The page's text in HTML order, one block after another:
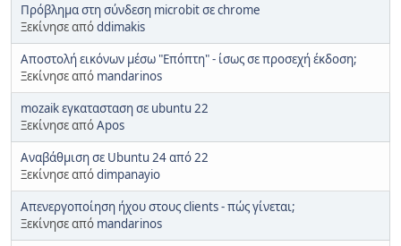
Πρόβλημα στη σύνδεση microbit σε chrome
Ξεκίνησε απόddimakis
Αποστολή εικόνων μέσω "Επόπτη" - ίσως σε προσεχή έκδοση;
Ξεκίνησε από mandarinos
mozaik εγκατασταση σε ubuntu 22
Ξεκίνησε απόApos
Αναβάθμιση σε Ubuntu 24 από 22
Ξεκίνησε απόdimpanayio
Απενεργοποίηση ήχου στους clients - πώς γίνεται;
Ξεκίνησε από mandarinos